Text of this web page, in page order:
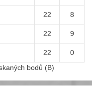
22 8
22 9
22
0
bodů (B)